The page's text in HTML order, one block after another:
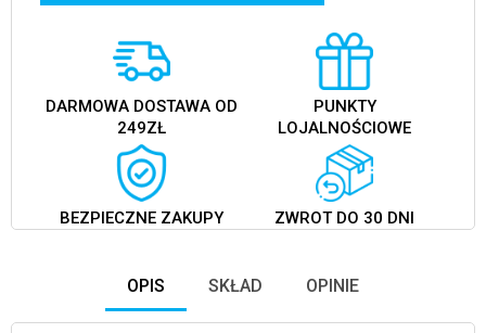
DARMOWA DOSTAWA OD
249ZŁ
PUNKTY
LOJALNOŚCIOWE
BEZPIECZNE ZAKUPY ZWROT DO 30 DNI
OPIS SKŁAD OPINIE